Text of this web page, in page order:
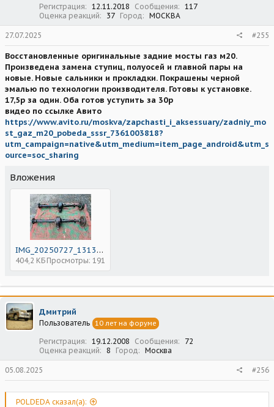
Регистрация 12.11.2018 Сообщения
117
Оценка реакций
37 Город МОСКВА
27.07.2025 #255
Восстановленные оригинальные задние мосты газ м20.
Произведена замена ступиц, полуосей и главной пары на
новые. Новые сальники и прокладки. Покрашены черной
эмалью по технологии производителя. Готовы к установке.
17,5р за один. Оба готов уступить за 30р
видео по ссылке Авито
https://www.avito.ru/moskva/zapchasti_i_aksessuary/zadniy_mo
st_gaz_m20_pobeda_sssr_7361003818?
utm_campaign=native&utm_medium=item_page_android&utm_s
ource=soc_sharing
Вложения
IMG_20250727_131349_692.jpg
404,2 КБ Просмотры: 191
Дмитpий
Пользователь 10 лет на форуме
Регистрация 19.12.2008 Сообщения
72
Оценка реакций
8 Город Москва
05.08.2025 #256
POLDEDA сказал(а):